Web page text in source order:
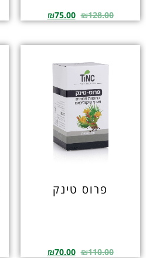
₪128.00
₪75.00
פרוס טינק
₪110.00
₪70.00